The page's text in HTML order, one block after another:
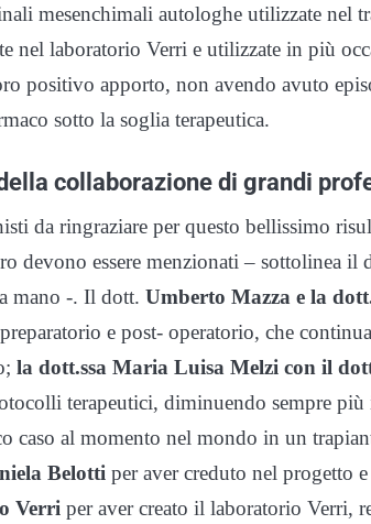
mesenchimali autologhe utilizzate nel
nel laboratorio Verri e utilizzate in più
positivo apporto, non avendo avuto
sotto la soglia terapeutica.
collaborazione di grandi
da ringraziare per questo bellissimo
devono essere menzionati – sottolinea il
mano -. Il dott. Umberto Mazza e la
e post- operatorio, che
la dott.ssa Maria Luisa Melzi con il
terapeutici, diminuendo sempre
caso al momento nel mondo in un
Belotti per aver creduto nel progetto
Verri per aver creato il laboratorio Verri,